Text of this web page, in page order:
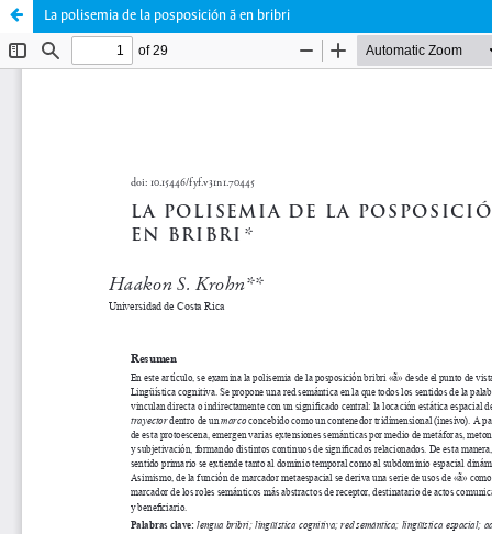
La polisemia de la posposición ã en bribri